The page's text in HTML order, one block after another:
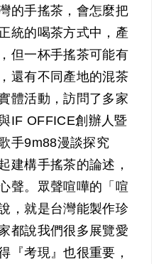
的手搖茶，會怎麼把
統的喝茶方式中，產
但一杯手搖茶可能有
還有不同產地的混茶
體活動，訪問了多家
IF OFFICE創辦人暨
手9m88漫談探究
建構手搖茶的論述，
聲。眾聲喧嘩的「喧
，就是台灣能製作珍
都說我們很多展覽愛
『考現』也很重要，